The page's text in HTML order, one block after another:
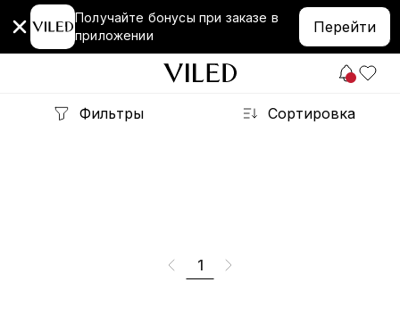
Получайте бонусы при заказе в
приложении
Перейти
Фильтры Сортировка
1